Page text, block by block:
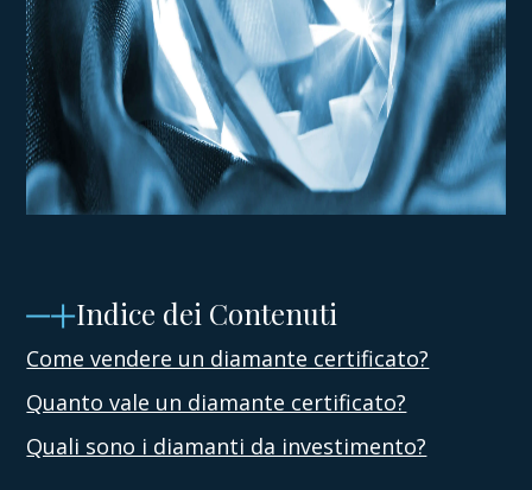
Indice dei Contenuti
Come vendere un diamante certificato?
Quanto vale un diamante certificato?
Quali sono i diamanti da investimento?